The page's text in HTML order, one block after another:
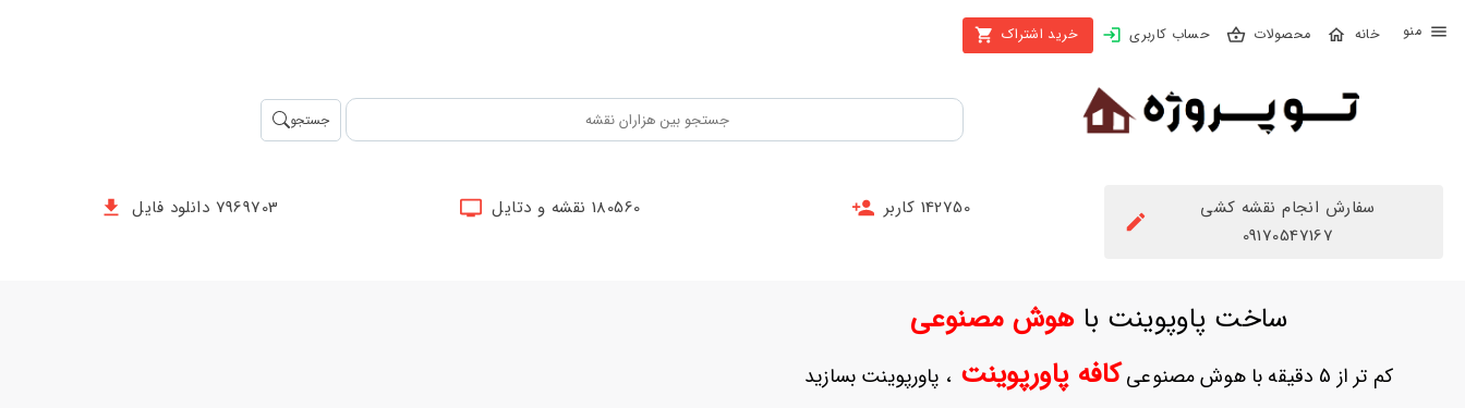
محصولات حساب کاربری خرید اشتراک
بستن
محصولات
جستجو
سفارش انجام نقشه کشی
09170547167
142750 کاربر 180560 نقشه و دتایل 7969703 دانلود فایل
ساخت پاوپوینت باهوش مصنوعی
کم تر از 5 دقیقه با هوش مصنوعی کافه پاورپوینت، پاورپوینت بسازید